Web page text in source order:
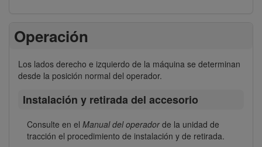
Operación
Los lados derecho e izquierdo de la máquina se determinan
desde la posición normal del operador.
Instalación y retirada del accesorio
Consulte en el Manual del operadorde la unidad de
tracción el procedimiento de instalación y de retirada.